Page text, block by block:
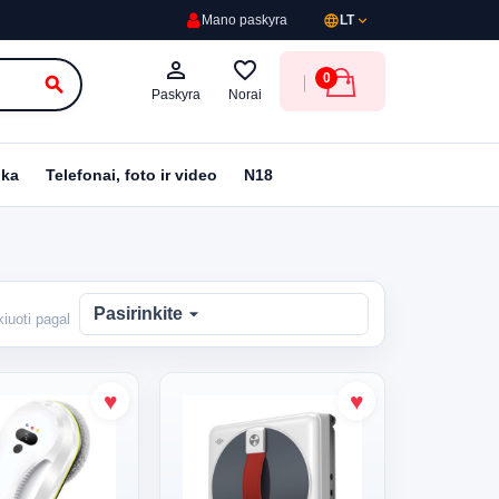
Mano paskyra language LTexpand_more
search
person_outline
Paskyra
favorite_border
Norai
0
Telefonai, foto ir video N18
pagal Pasirinkite arrow_drop_down